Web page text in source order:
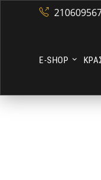
Ε-SHOP